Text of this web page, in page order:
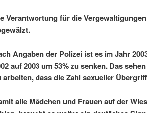
Verantwortung für die
Angaben der Polizei ist es im Jahr
auf 2003 um 53% zu senken. Das
arbeiten, dass die Zahl sexueller
alle Mädchen und Frauen auf der